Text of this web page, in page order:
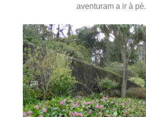
aventuram a ir à pé.